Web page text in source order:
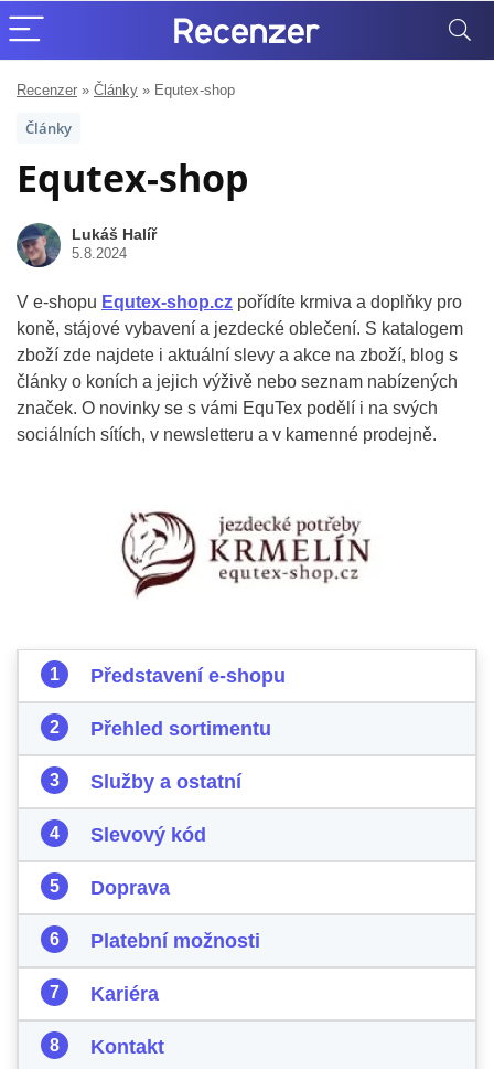
Recenzer » Články » Equtex-shop
Články
Equtex-shop
Lukáš Halíř
5.8.2024
V e-shopu Equtex-shop.cz pořídíte krmiva a doplňky pro
koně, stájové vybavení a jezdecké oblečení. S katalogem
zboží zde najdete i aktuální slevy a akce na zboží, blog s
články o koních a jejich výživě nebo seznam nabízených
značek. O novinky se s vámi EquTex podělí i na svých
sociálních sítích, v newsletteru a v kamenné prodejně.
Představení e-shopu
Přehled sortimentu
Služby a ostatní
Slevový kód
Doprava
Platební možnosti
Kariéra
Kontakt